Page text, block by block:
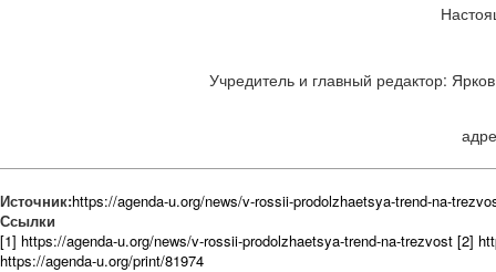
Учредитель и главный редактор:
Источник:https://agenda-u.org/news/v-rossii-prodolzhaetsya-trend-na-
Ссылки
[1] https://agenda-u.org/news/v-rossii-prodolzhaetsya-trend-na-trezvost [2]
https://agenda-u.org/print/81974